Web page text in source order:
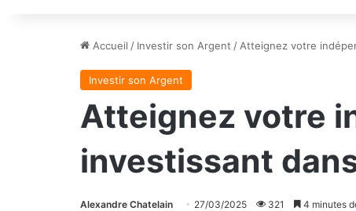
Accueil / Investir son Argent / Atteignez votre
Investir son Argent
Atteignez votre
investissant
Alexandre Chatelain 27/03/2025 321 4 minutes